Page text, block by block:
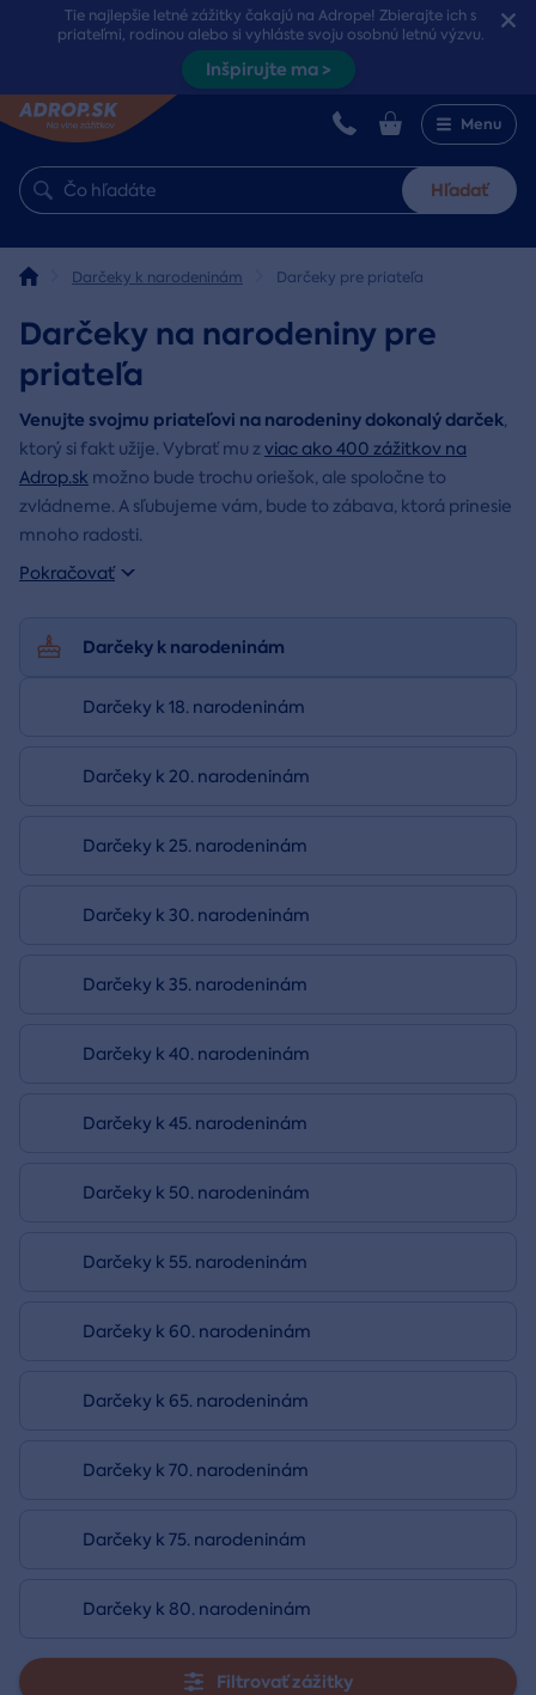
Tie najlepšie letné zážitky čakajú na Adrope! Zbierajte ich s
priateľmi, rodinou alebo si vyhláste svoju osobnú letnú výzvu.
Inšpirujte ma >
Menu
Hľadať
Darčeky k narodeninám Darčeky pre priateľa
Darčeky na narodeniny pre
priateľa
Venujte svojmu priateľovi na narodeniny dokonalý darček,
ktorý si fakt užije. Vybrať mu zviac ako 400 zážitkov na
Adrop.sk možno bude trochu oriešok, ale spoločne to
zvládneme. A sľubujeme vám, bude to zábava, ktorá prinesie
mnoho radosti.
Pokračovať
Darčeky k narodeninám
Darčeky k 18. narodeninám
Darčeky k 20. narodeninám
Darčeky k 25. narodeninám
Darčeky k 30. narodeninám
Darčeky k 35. narodeninám
Darčeky k 40. narodeninám
Darčeky k 45. narodeninám
Darčeky k 50. narodeninám
Darčeky k 55. narodeninám
Darčeky k 60. narodeninám
Darčeky k 65. narodeninám
Darčeky k 70. narodeninám
Darčeky k 75. narodeninám
Darčeky k 80. narodeninám
Filtrovať zážitky